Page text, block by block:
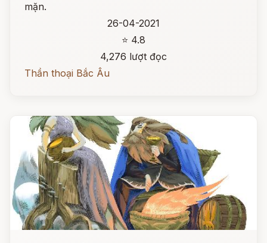
mặn.
26-04-2021
⭐ 4.8
4,276 lượt đọc
Thần thoại Bắc Âu